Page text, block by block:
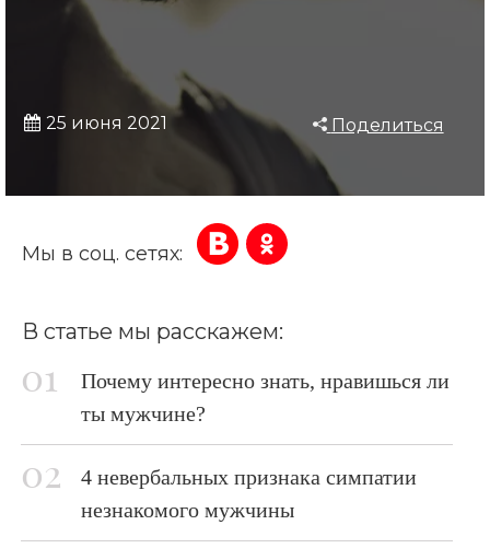
25 июня 2021 Поделиться
Мы в соц. сетях:
В статье мы расскажем:
Почему интересно знать, нравишься ли
ты мужчине?
4 невербальных признака симпатии
незнакомого мужчины